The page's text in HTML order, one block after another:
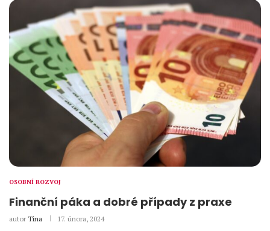
OSOBNÍ ROZVOJ
Finanční páka a dobré případy z praxe
autor Tina 17. února, 2024